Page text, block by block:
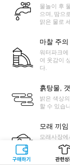
구매하기 관련상
물놀이 후
으며, 땀으
맑은 물로
마찰 주의
워터파크
여 옷감이
다.
흙탕물,
밝은 색상
할 수 있습
모래 끼임
모래사장
습니다.
제거가 가